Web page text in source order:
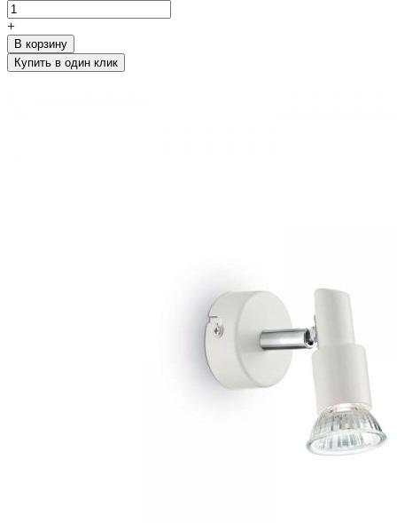
+
В корзину
Купить в один клик